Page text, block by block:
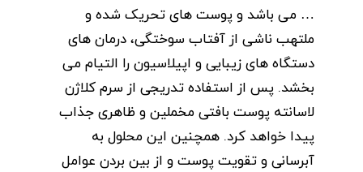
… می باشد و پوست های تحریک شده و
ملتهب ناشی از آفتاب سوختگی، درمان های
دستگاه های زیبایی و اپیلاسیون را التیام می
بخشد. پس از استفاده تدریجی از سرم کلاژن
لاسانته پوست بافتی مخملین و ظاهری جذاب
پیدا خواهد کرد. همچنین این محلول به
آبرسانی و تقویت پوست و از بین بردن عوامل